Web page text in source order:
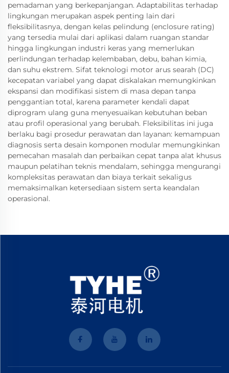
pemadaman yang berkepanjangan. Adaptabilitas terhadap
lingkungan merupakan aspek penting lain dari
fleksibilitasnya, dengan kelas pelindung (enclosure rating)
yang tersedia mulai dari aplikasi dalam ruangan standar
hingga lingkungan industri keras yang memerlukan
perlindungan terhadap kelembaban, debu, bahan kimia,
dan suhu ekstrem. Sifat teknologi motor arus searah (DC)
kecepatan variabel yang dapat diskalakan memungkinkan
ekspansi dan modifikasi sistem di masa depan tanpa
penggantian total, karena parameter kendali dapat
diprogram ulang guna menyesuaikan kebutuhan beban
atau profil operasional yang berubah. Fleksibilitas ini juga
berlaku bagi prosedur perawatan dan layanan: kemampuan
diagnosis serta desain komponen modular memungkinkan
pemecahan masalah dan perbaikan cepat tanpa alat khusus
maupun pelatihan teknis mendalam, sehingga mengurangi
kompleksitas perawatan dan biaya terkait sekaligus
memaksimalkan ketersediaan sistem serta keandalan
operasional.